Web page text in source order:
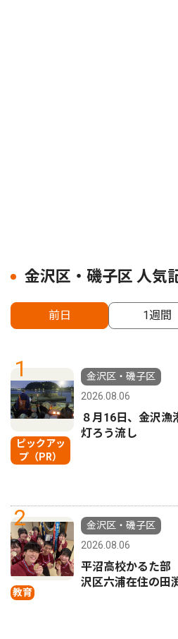
金沢区・磯子区 人気
前日 1週間
1
ピックアッ
プ（PR）
金沢区・磯子区
2026.08.06
８月16日、金沢
灯ろう流し
2
教育
金沢区・磯子区
2026.08.06
平沼高校かるた
沢区六浦在住の田